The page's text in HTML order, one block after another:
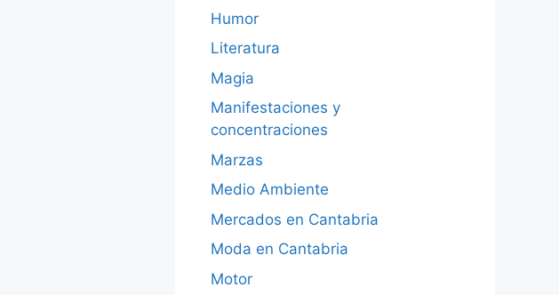
Humor
Literatura
Magia
Manifestaciones y
concentraciones
Marzas
Medio Ambiente
Mercados en Cantabria
Moda en Cantabria
Motor